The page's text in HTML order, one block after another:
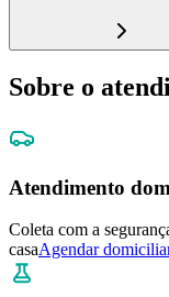
Sobre o
Atendimento
Coleta com a
casaAgendar